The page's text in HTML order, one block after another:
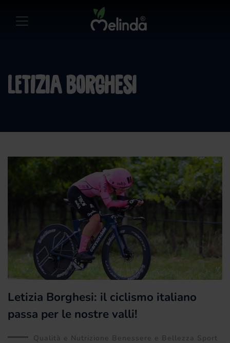
Letizia Borghesi
Letizia Borghesi: il ciclismo italiano
passa per le nostre valli!
Qualità e Nutrizione Benessere e Bellezza Sport